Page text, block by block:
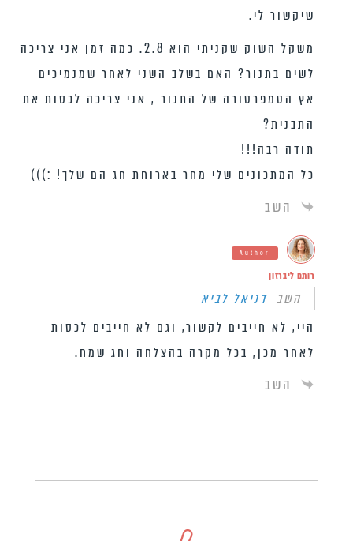
שיקשור לי.
משקל השוק שקניתי הוא 2.8. כמה זמן אני צריכה
לשים בתנור? האם בשלב השני לאחר שמנמיכים
אץ הטמפרטורה של התנור , אני צריכה לכסות את
התבנית?
תודה רבה!!!
כל המתכונים שלי מחר בארוחת חג הם שלך! :)))
השב
Author
רותם ליברזון
השבדניאל לביא
היי, לא חייבים לקשור, וגם לא חייבים לכסות
לאחר מכן, בכל מקרה בהצלחה וחג שמח.
השב